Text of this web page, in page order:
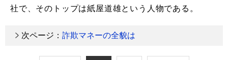
社で、そのトップは紙屋道雄という人物である。
次ページ： 詐欺マネーの全貌は